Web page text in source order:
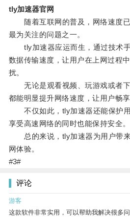
tly加速器官网
随着互联网的普及，网络速度已
最为关注的问题之一。
tly加速器应运而生，通过技术手
数据传输速度，让用户在上网过程
扰。
无论是观看视频、玩游戏或者下
都能明显提升网络速度，让用户畅享
不仅如此，tly加速器还能保护用
享受高速网络的同时也能保持安全。
总的来说，tly加速器为用户带来
网体验。
#3#
评论
游客
这款软件非常实用，可以帮助我解决很多